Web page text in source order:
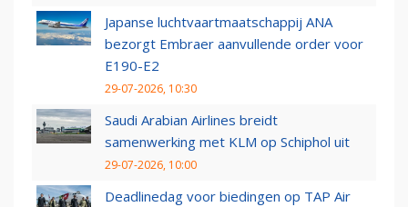
Japanse luchtvaartmaatschappij ANA
bezorgt Embraer aanvullende order voor
E190-E2
29-07-2026, 10:30
Saudi Arabian Airlines breidt
samenwerking met KLM op Schiphol uit
29-07-2026, 10:00
Deadlinedag voor biedingen op TAP Air